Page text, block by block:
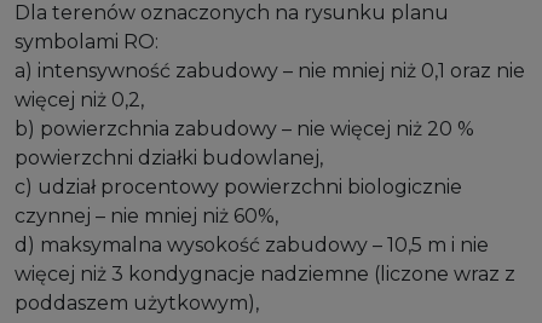
Dla terenów oznaczonych na rysunku planu
symbolami RO:
a) intensywność zabudowy – nie mniej niż 0,1 oraz nie
więcej niż 0,2,
b) powierzchnia zabudowy – nie więcej niż 20 %
powierzchni działki budowlanej,
c) udział procentowy powierzchni biologicznie
czynnej – nie mniej niż 60%,
d) maksymalna wysokość zabudowy – 10,5 m i nie
więcej niż 3 kondygnacje nadziemne (liczone wraz z
poddaszem użytkowym),